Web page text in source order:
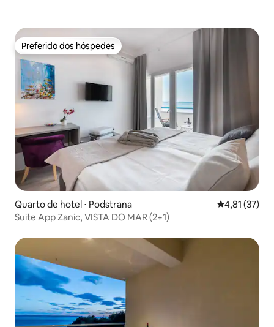
Preferido dos hóspedes
Preferido dos hóspedes
Quarto de hotel ⋅ Podstrana 4,81 de uma
4,81 (37)
Suite App Zanic, VISTA DO MAR (2+1)